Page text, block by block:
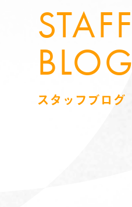
STAFF
BLOG
スタッフブログ